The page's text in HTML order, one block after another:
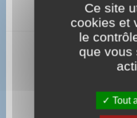
Voirie et espace public
Ce site
cookies et
le
que vous
Tout